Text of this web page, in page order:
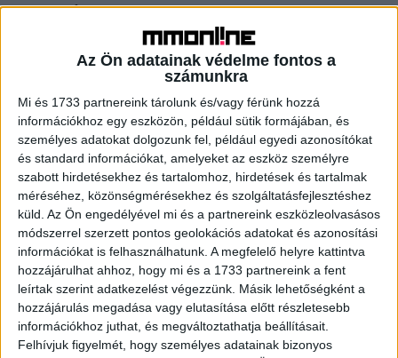
Az Ön adatainak védelme fontos a
számunkra
Mi és 1733 partnereink tárolunk és/vagy férünk hozzá
információkhoz egy eszközön, például sütik formájában, és
személyes adatokat dolgozunk fel, például egyedi azonosítókat
és standard információkat, amelyeket az eszköz személyre
szabott hirdetésekhez és tartalomhoz, hirdetések és tartalmak
méréséhez, közönségmérésekhez és szolgáltatásfejlesztéshez
küld. Az Ön engedélyével mi és a partnereink eszközleolvasásos
módszerrel szerzett pontos geolokációs adatokat és azonosítási
információkat is felhasználhatunk. A megfelelő helyre kattintva
hozzájárulhat ahhoz, hogy mi és a 1733 partnereink a fent
leírtak szerint adatkezelést végezzünk. Másik lehetőségként a
hozzájárulás megadása vagy elutasítása előtt részletesebb
információkhoz juthat, és megváltoztathatja beállításait.
Felhívjuk figyelmét, hogy személyes adatainak bizonyos
okostelefonokat is szükséges olyan biztonsági
szoftverekkel védeni, mint amilyeneket a
számítógépeken használnak: az állítással a
megkérdezettek 68 százaléka teljesen vagy részben
egyetért. Ennek ellenére míg laptopon vagy PC-n a
válaszadók kétharmada, okostelefonon csupán 43%
százaléka használ biztonsági szoftvereket. Bár leginkább
a fiatalok vannak tudatában az internethasználat
veszélyeinek, az okostelefonjukon még mindig
alacsonyabb szintű védelmet alkalmazna.
Nekik is szól a november 22-től elérhető mobilinternet-
biztonsági szolgáltatás, a Yettel NetPajzs, amely a Yettel
mobilhálózaton keresztülmenő net-forgalmat szűri, azaz
még azelőtt blokkolja a nem kívánt tartalmat, hogy az a
telefonunkig eljutna. Működéséhez nincs szükség külön
applikációra, a szolgáltatás aktiválása után automatikusan